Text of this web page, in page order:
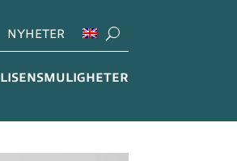
NYHETER
LISENSMULIGHETER